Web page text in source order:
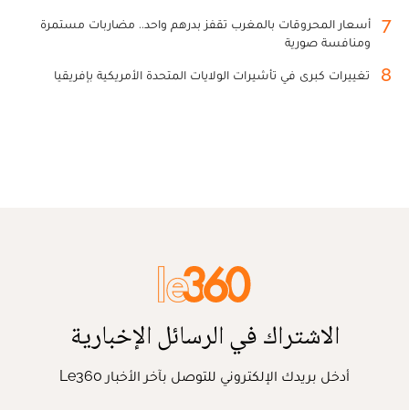
7
أسعار المحروقات بالمغرب تقفز بدرهم واحد.. مضاربات مستمرة
ومنافسة صورية
8 تغييرات كبرى في تأشيرات الولايات المتحدة الأمريكية بإفريقيا
الاشتراك في الرسائل الإخبارية
أدخل بريدك الإلكتروني للتوصل بآخر الأخبار Le360